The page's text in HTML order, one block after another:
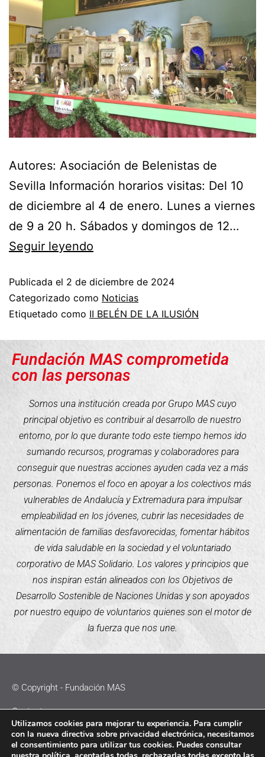
Autores: Asociación de Belenistas de
Sevilla Información horarios visitas: Del 10
de diciembre al 4 de enero. Lunes a viernes
de 9 a 20 h. Sábados y domingos de 12…
Seguir leyendo
Publicada el 2 de diciembre de 2024
Categorizado como Noticias
Etiquetado como II BELÉN DE LA ILUSIÓN
Fundación MAS comprometida
con las personas
Somos una institución creada por Grupo MAS cuyo
principal objetivo es contribuir al desarrollo de nuestro
entorno, por lo que durante todo este tiempo hemos ido
sumando recursos, programas y colaboradores para
conseguir que nuestras acciones ayuden cada vez a más
personas. Ponemos el foco en apoyar a los colectivos más
vulnerables de Andalucía y Extremadura para impulsar
empleabilidad en los jóvenes, cubrir las necesidades de
alimentación de familias desfavorecidas, fomentar hábitos
de vida saludable en la sociedad y el voluntariado
corporativo de MAS Solidario. Los valores y principios que
nos inspiran están alineados con los Objetivos de
Desarrollo Sostenible de Naciones Unidas y son apoyados
por nuestro equipo de voluntarios quienes son el motor de
la fuerza que nos une.
© Copyright - Fundación MAS
Contacto
Política de Cookies
Utilizamos cookies para mejorar tu experiencia. Para cumplir
con la nueva directiva sobre privacidad electrónica, necesitamos
el consentimiento para utilizar tus cookies. Puedes consultar